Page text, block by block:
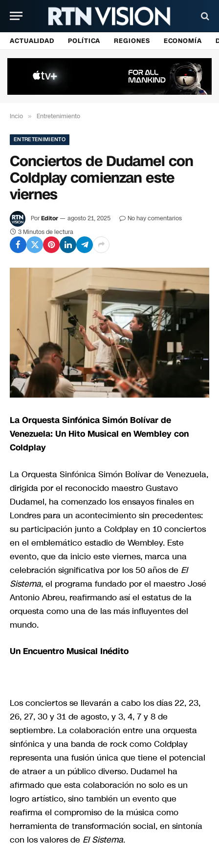
ACTUALIDAD POLÍTICA REGIONES ECONOMÍA
Incio » Entretenimiento
ENTRETENIMIENTO
Conciertos de Dudamel con
Coldplay comienzan este
viernes
PorEditor agosto 21, 2025
No hay comentarios
3 Minutos de lectura
La Orquesta Sinfónica Simón Bolívar de
Venezuela: Un Hito Musical en Wembley con
Coldplay
La Orquesta Sinfónica Simón Bolívar de Venezuela,
dirigida por el reconocido maestro Gustavo
Dudamel, ha comenzado los ensayos finales en
Londres para un acontecimiento sin precedentes:
su participación junto a Coldplay en 10 conciertos
en el emblemático estadio de Wembley. Este
evento, que da inicio este viernes, marca una
celebración significativa por los 50 años de El
Sistema, el programa fundado por el maestro José
Antonio Abreu, reafirmando así el estatus de la
orquesta como una de las más influyentes del
mundo.
Un Encuentro Musical Inédito
Los conciertos se llevarán a cabo los días 22, 23,
26, 27, 30 y 31 de agosto, y 3, 4, 7 y 8 de
septiembre. La colaboración entre una orquesta
sinfónica y una banda de rock como Coldplay
representa una fusión única que tiene el potencial
de atraer a un público diverso. Dudamel ha
afirmado que esta colaboración no solo es un
logro artístico, sino también un evento que
reafirma el compromiso de la música como
herramienta de transformación social, en sintonía
con los valores de El Sistema.